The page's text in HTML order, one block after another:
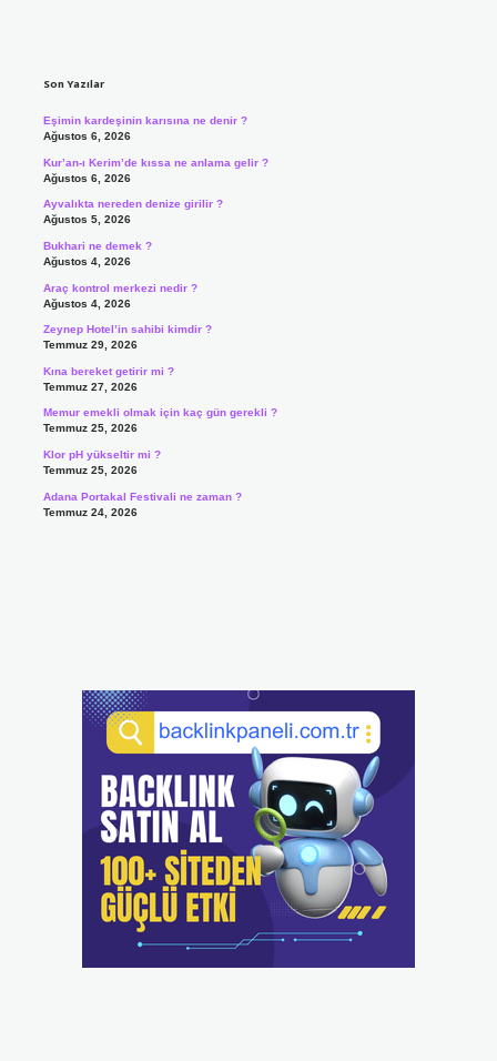
Son Yazılar
Eşimin kardeşinin karısına ne denir ?
Ağustos 6, 2026
Kur’an-ı Kerim’de kıssa ne anlama gelir ?
Ağustos 6, 2026
Ayvalıkta nereden denize girilir ?
Ağustos 5, 2026
Bukhari ne demek ?
Ağustos 4, 2026
Araç kontrol merkezi nedir ?
Ağustos 4, 2026
Zeynep Hotel’in sahibi kimdir ?
Temmuz 29, 2026
Kına bereket getirir mi ?
Temmuz 27, 2026
Memur emekli olmak için kaç gün gerekli ?
Temmuz 25, 2026
Klor pH yükseltir mi ?
Temmuz 25, 2026
Adana Portakal Festivali ne zaman ?
Temmuz 24, 2026